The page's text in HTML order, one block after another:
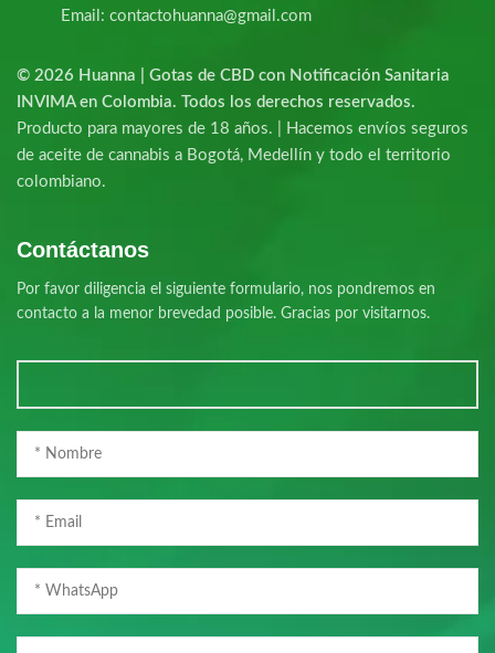
Email: contactohuanna@gmail.com
© 2026 Huanna | Gotas de CBD con Notificación Sanitaria
INVIMA en Colombia. Todos los derechos reservados.
Producto para mayores de 18 años. | Hacemos envíos seguros
de aceite de cannabis a Bogotá, Medellín y todo el territorio
colombiano.
Contáctanos
Por favor diligencia el siguiente formulario, nos pondremos en
contacto a la menor brevedad posible. Gracias por visitarnos.